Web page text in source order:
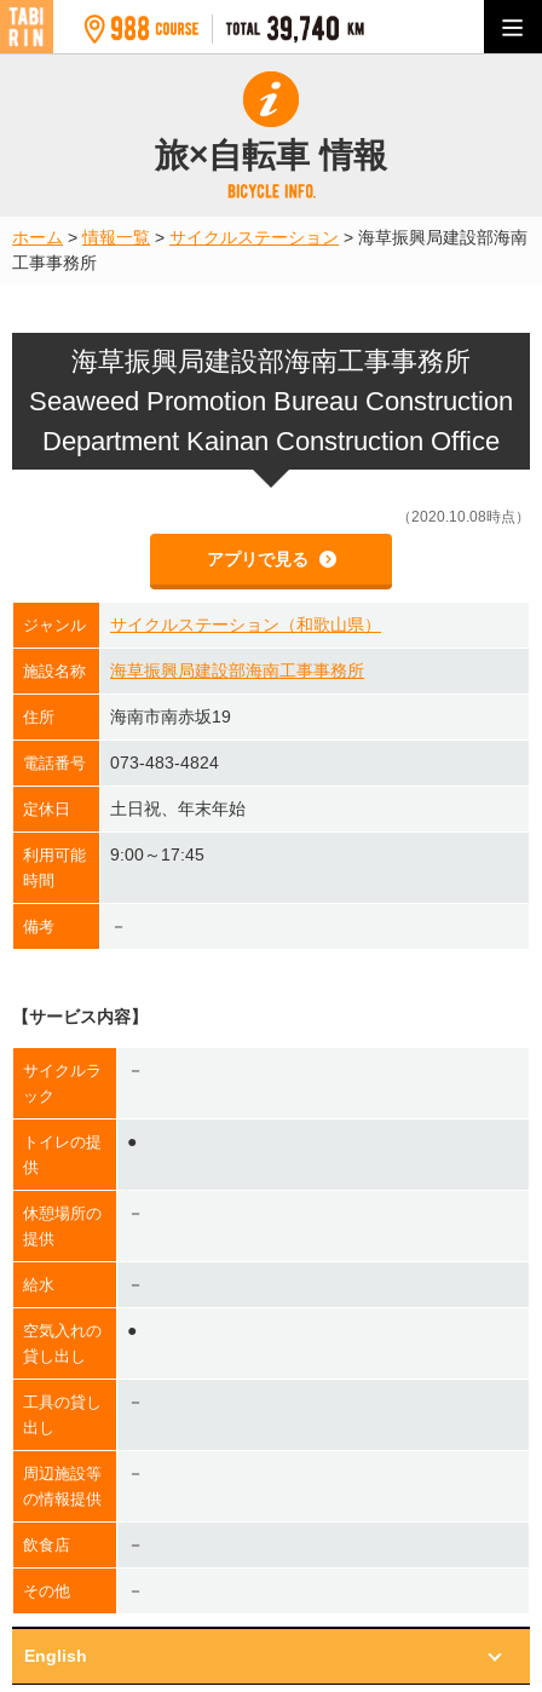
旅×自転車 情報
ホーム >情報一覧 > サイクルステーション > 海草振興局建設部海南
工事事務所
海草振興局建設部海南工事事務所
Seaweed Promotion Bureau Construction
Department Kainan Construction Office
（2020.10.08時点）
アプリで見る
ジャンル サイクルステーション（和歌山県）
施設名称 海草振興局建設部海南工事事務所
住所 海南市南赤坂19
電話番号 073-483-4824
定休日 土日祝、年末年始
利用可能
時間
9:00～17:45
備考 －
【サービス内容】
サイクルラ
ック
－
トイレの提
供
●
休憩場所の
提供
－
給水 －
空気入れの
貸し出し
●
工具の貸し
出し
－
周辺施設等
の情報提供
－
飲食店 －
その他 －
English